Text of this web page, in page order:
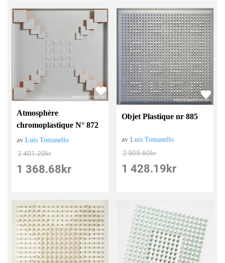
Atmosphère
chromoplastique N° 872
avLuis Tomasello
2 401.20kr
1 368.68 kr
Objet Plastique nr 885
avLuis Tomasello
2 505.60kr
1 428.19 kr